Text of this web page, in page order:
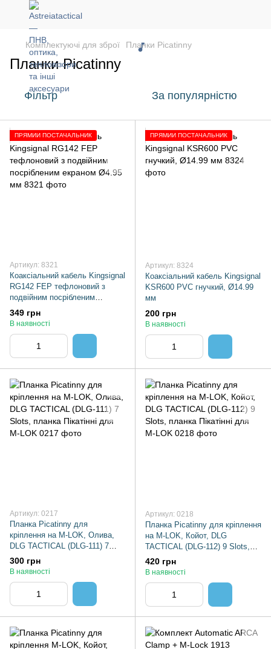
Комплектуючі для зброї Планки Picatinny
Планки Picatinny
Фільтр За популярністю
ПРЯМИЙ ПОСТАЧАЛЬНИК
Артикул: 8321
Коаксіальний кабель Kingsignal
RG142 FEP тефлоновий з
подвійним посрібленим
екраном Ø4.95 мм
349 грн
В наявності
ПРЯМИЙ ПОСТАЧАЛЬНИК
Артикул: 8324
Коаксіальний кабель Kingsignal
KSR600 PVC гнучкий, Ø14.99
мм
200 грн
В наявності
Артикул: 0217
Планка Picatinny для
кріплення на M-LOK, Олива,
DLG TACTICAL (DLG-111) 7
Slots, планка Пікатінні для M-
LOK
300 грн
В наявності
Артикул: 0218
Планка Picatinny для кріплення
на M-LOK, Койот, DLG
TACTICAL (DLG-112) 9 Slots,
планка Пікатінні для M-LOK
420 грн
В наявності